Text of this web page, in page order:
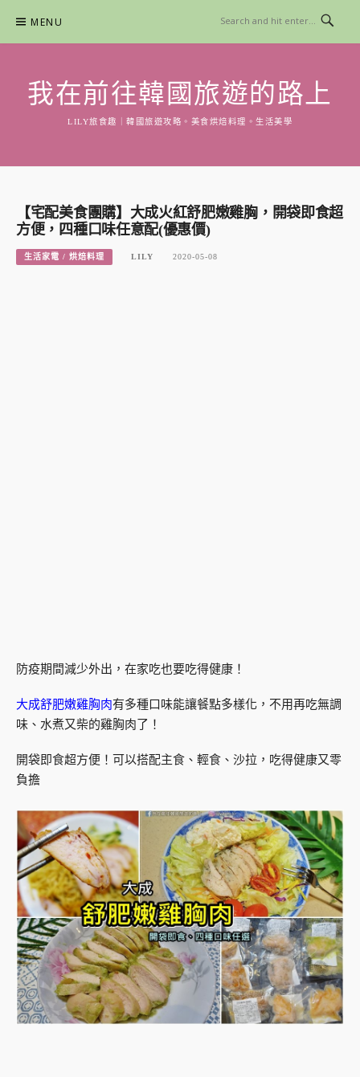
content
MENU
我在前往韓國旅遊的路上
LILY旅食趣｜韓國旅遊攻略。美食烘焙料理。生活美學
【宅配美食團購】大成火紅舒肥嫩雞胸，開袋即食超
方便，四種口味任意配(優惠價)
生活家電 / 烘焙料理 LILY 2020-05-08
防疫期間減少外出，在家吃也要吃得健康！
大成舒肥嫩雞胸肉有多種口味能讓餐點多樣化，不用再吃無調
味、水煮又柴的雞胸肉了！
開袋即食超方便！可以搭配主食、輕食、沙拉，吃得健康又零
負擔